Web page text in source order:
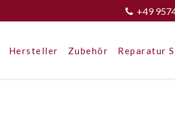
+49
Hersteller Zubehör Reparatur